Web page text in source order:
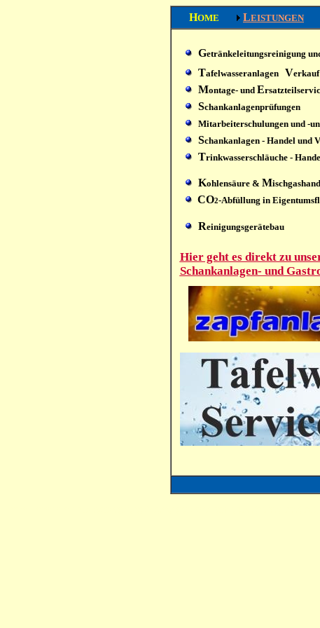
HOME LEISTUNGEN
Getränkeleitungsreinigung
Tafelwasseranlagen V
Montage- und E
Schankanlagenprüfungen
Mitarbeiterschulungen und -
Schankanlagen - Handel und
Trinkwasserschläuche -
Kohlensäure & M
CO2-Abfüllung in
Reinigungsgerätebau
Hier geht es direkt zu
Schankanlagen- und